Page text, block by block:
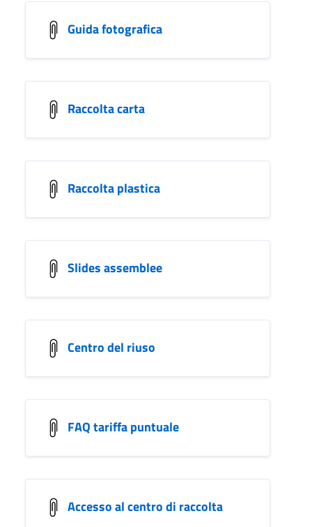
Guida fotografica
Raccolta carta
Raccolta plastica
Slides assemblee
Centro del riuso
FAQ tariffa puntuale
Accesso al centro di raccolta